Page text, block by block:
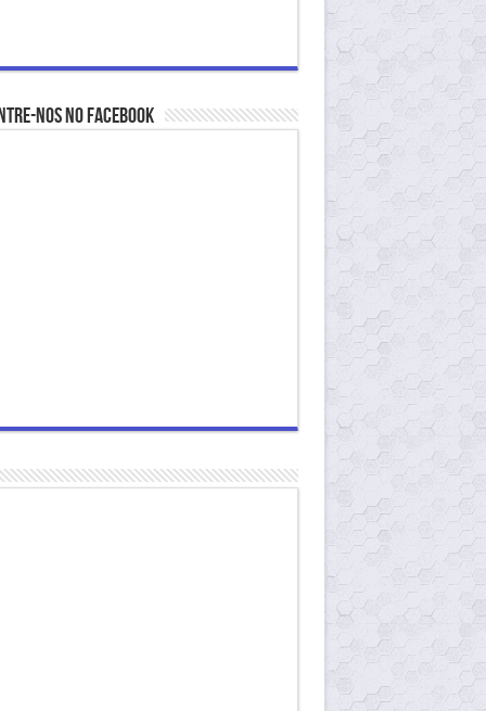
nos no Facebook